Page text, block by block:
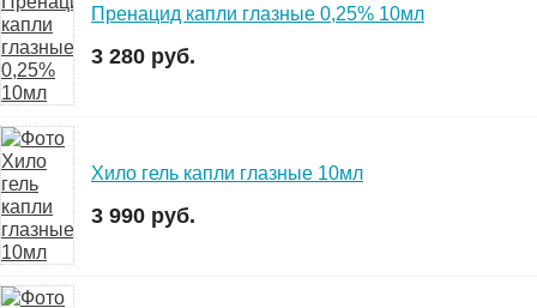
Пренацид капли глазные 0,25% 10мл
3 280 руб.
Хило гель капли глазные 10мл
3 990 руб.